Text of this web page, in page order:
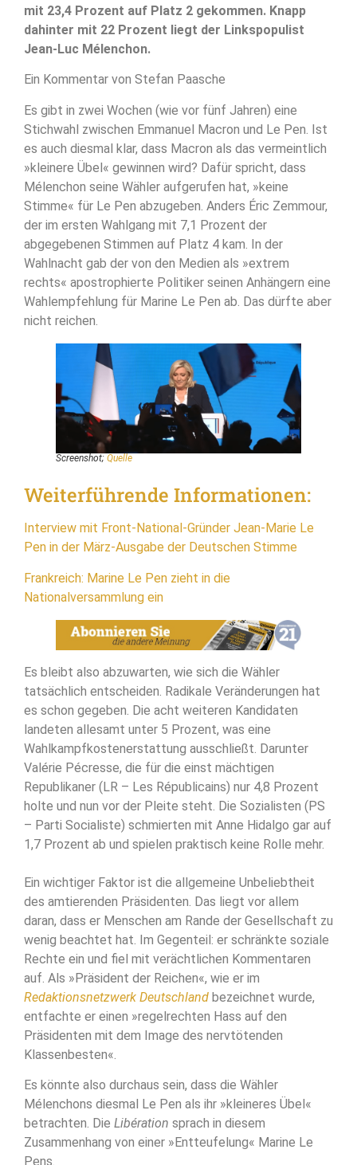
mit 23,4 Prozent auf Platz 2 gekommen. Knapp
dahinter mit 22 Prozent liegt der Linkspopulist
Jean-Luc Mélenchon.
Ein Kommentar von Stefan Paasche
Es gibt in zwei Wochen (wie vor fünf Jahren) eine
Stichwahl zwischen Emmanuel Macron und Le Pen. Ist
es auch diesmal klar, dass Macron als das vermeintlich
»kleinere Übel« gewinnen wird? Dafür spricht, dass
Mélenchon seine Wähler aufgerufen hat, »keine
Stimme« für Le Pen abzugeben. Anders Éric Zemmour,
der im ersten Wahlgang mit 7,1 Prozent der
abgegebenen Stimmen auf Platz 4 kam. In der
Wahlnacht gab der von den Medien als »extrem
rechts« apostrophierte Politiker seinen Anhängern eine
Wahlempfehlung für Marine Le Pen ab. Das dürfte aber
nicht reichen.
Screenshot; Quelle
Weiterführende Informationen:
Interview mit Front-National-Gründer Jean-Marie Le
Pen in der März-Ausgabe der Deutschen Stimme
Frankreich: Marine Le Pen zieht in die
Nationalversammlung ein
Es bleibt also abzuwarten, wie sich die Wähler
tatsächlich entscheiden. Radikale Veränderungen hat
es schon gegeben. Die acht weiteren Kandidaten
landeten allesamt unter 5 Prozent, was eine
Wahlkampfkostenerstattung ausschließt. Darunter
Valérie Pécresse, die für die einst mächtigen
Republikaner (LR – Les Républicains) nur 4,8 Prozent
holte und nun vor der Pleite steht. Die Sozialisten (PS
– Parti Socialiste) schmierten mit Anne Hidalgo gar auf
1,7 Prozent ab und spielen praktisch keine Rolle mehr.
Ein wichtiger Faktor ist die allgemeine Unbeliebtheit
des amtierenden Präsidenten. Das liegt vor allem
daran, dass er Menschen am Rande der Gesellschaft zu
wenig beachtet hat. Im Gegenteil: er schränkte soziale
Rechte ein und fiel mit verächtlichen Kommentaren
auf. Als »Präsident der Reichen«, wie er im
Redaktionsnetzwerk Deutschland bezeichnet wurde,
entfachte er einen »regelrechten Hass auf den
Präsidenten mit dem Image des nervtötenden
Klassenbesten«.
Es könnte also durchaus sein, dass die Wähler
Mélenchons diesmal Le Pen als ihr »kleineres Übel«
betrachten. Die Libération sprach in diesem
Zusammenhang von einer »Entteufelung« Marine Le
Pens.